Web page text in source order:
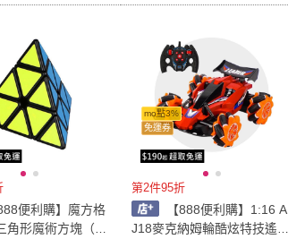
888便利購】魔方格
角形魔術方塊（4
mo點3%
免運券
第2件95折
【888便利購】1:16 A
J18麥克納姆輪酷炫特技遙控